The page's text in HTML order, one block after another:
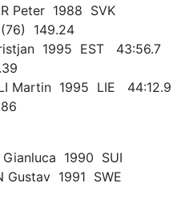
Peter 1988 SVK
149.24
1995 EST 43:56.7
Martin 1995 LIE 44:12.9
Gianluca 1990 SUI
Gustav 1991 SWE